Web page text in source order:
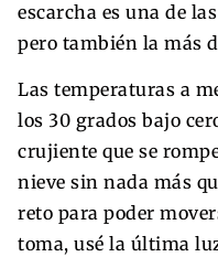
escarcha es una de
pero también la más
Las temperaturas a
los 30 grados bajo
crujiente que se
nieve sin nada más
reto para poder
toma, usé la última